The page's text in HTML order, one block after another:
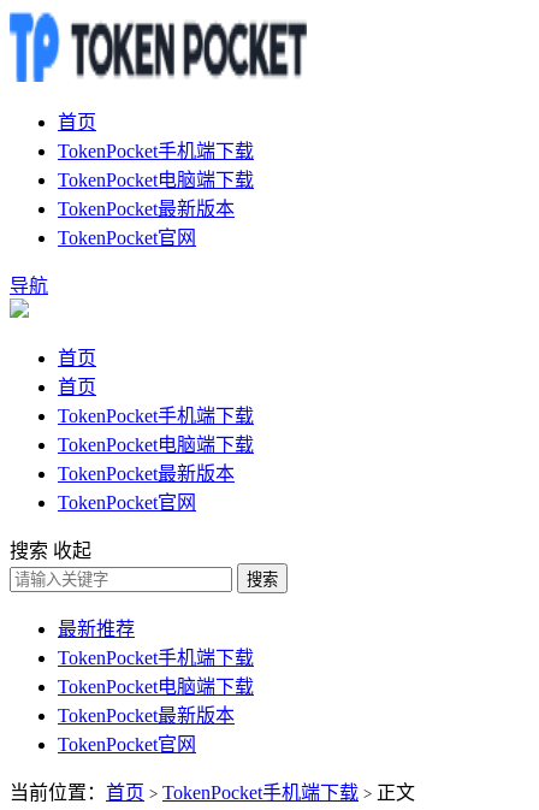
首页
TokenPocket手机端下载
TokenPocket电脑端下载
TokenPocket最新版本
TokenPocket官网
导航
首页
首页
TokenPocket手机端下载
TokenPocket电脑端下载
TokenPocket最新版本
TokenPocket官网
搜索 收起
搜索
最新推荐
TokenPocket手机端下载
TokenPocket电脑端下载
TokenPocket最新版本
TokenPocket官网
当前位置： 首页 > TokenPocket手机端下载 > 正文